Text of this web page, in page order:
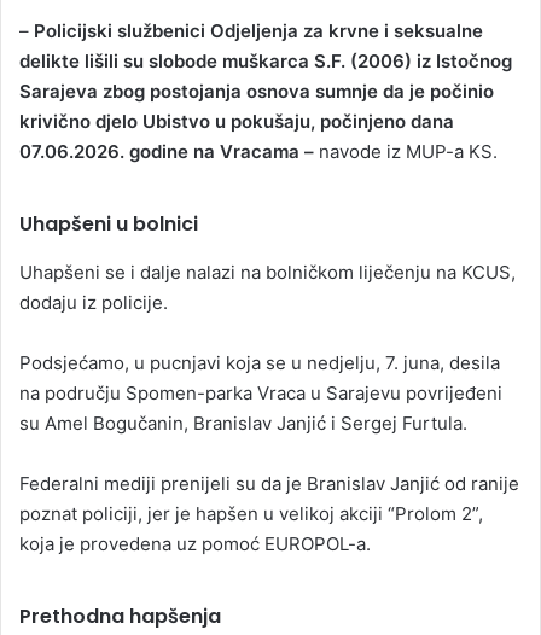
– Policijski službenici Odjeljenja za krvne i seksualne
delikte lišili su slobode muškarca S.F. (2006) iz Istočnog
Sarajeva zbog postojanja osnova sumnje da je počinio
krivično djelo Ubistvo u pokušaju, počinjeno dana
07.06.2026. godine na Vracama – navode iz MUP-a KS.
Uhapšeni u bolnici
Uhapšeni se i dalje nalazi na bolničkom liječenju na KCUS,
dodaju iz policije.
Podsjećamo, u pucnjavi koja se u nedjelju, 7. juna, desila
na području Spomen-parka Vraca u Sarajevu povrijeđeni
su Amel Bogučanin, Branislav Janjić i Sergej Furtula.
Federalni mediji prenijeli su da je Branislav Janjić od ranije
poznat policiji, jer je hapšen u velikoj akciji “Prolom 2”,
koja je provedena uz pomoć EUROPOL-a.
Prethodna hapšenja